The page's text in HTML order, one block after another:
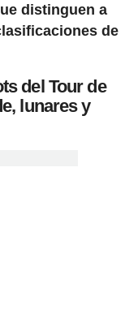
distinguen a
de
del Tour de
lunares y